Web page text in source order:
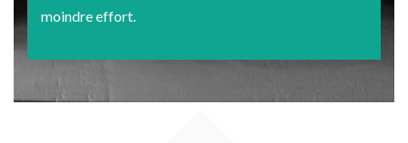
moindre effort.